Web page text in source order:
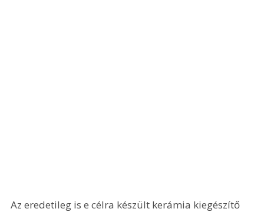
Az eredetileg is e célra készült kerámia kiegészítő